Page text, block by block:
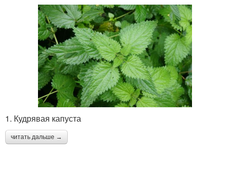
1. Кудрявая капуста
читать дальше →